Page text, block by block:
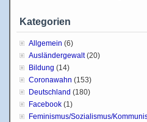
Kategorien
Allgemein (6)
Ausländergewalt(20)
Bildung (14)
Coronawahn (153)
Deutschland (180)
Facebook (1)
Feminismus/Sozialismus/